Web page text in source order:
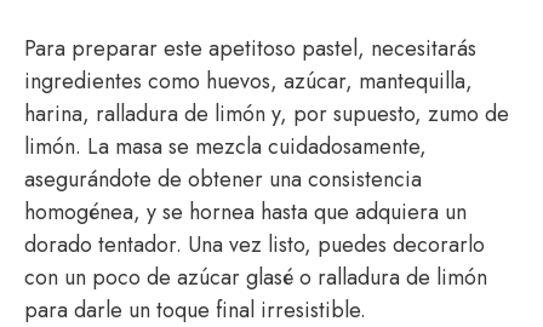
Para preparar este apetitoso pastel, necesitarás
ingredientes como huevos, azúcar, mantequilla,
harina, ralladura de limón y, por supuesto, zumo de
limón. La masa se mezcla cuidadosamente,
asegurándote de obtener una consistencia
homogénea, y se hornea hasta que adquiera un
dorado tentador. Una vez listo, puedes decorarlo
con un poco de azúcar glasé o ralladura de limón
para darle un toque final irresistible.